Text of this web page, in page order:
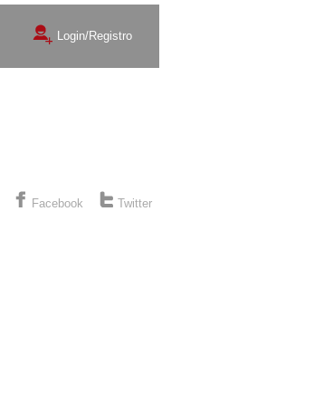
Login/Registro
Twitter
Facebook